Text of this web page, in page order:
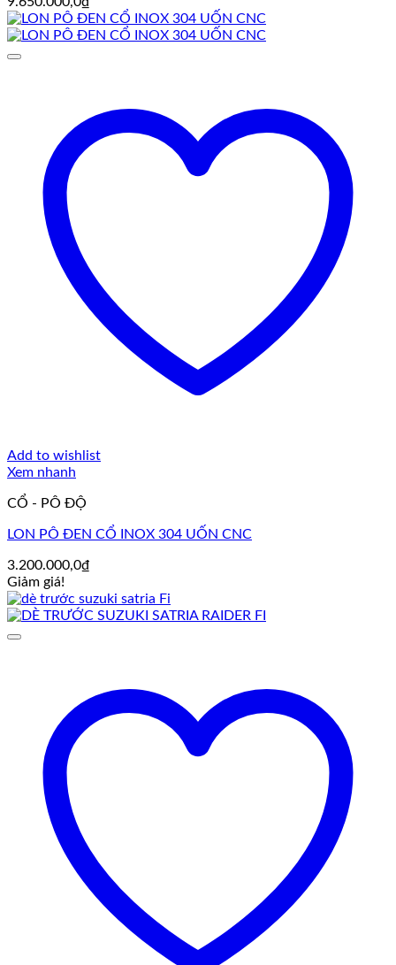
Add to wishlist
Xem nhanh
CỔ - PÔ ĐỘ
LON PÔ ĐEN CỔ INOX 304 UỐN CNC
3.200.000,0₫
Giảm giá!